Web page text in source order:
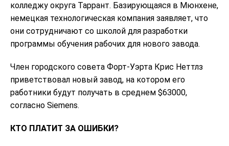
колледжу округа Таррант. Базирующаяся в Мюнхене,
немецкая технологическая компания заявляет, что
они сотрудничают со школой для разработки
программы обучения рабочих для нового завода.
Член городского совета Форт-Уэрта Крис Неттлз
приветствовал новый завод, на котором его
работники будут получать в среднем $63000,
согласно Siemens.
КТО ПЛАТИТ ЗА ОШИБКИ?